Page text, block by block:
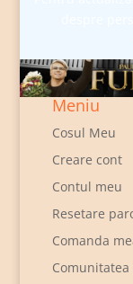
Meniu
Cosul Meu
Creare cont
Contul meu
Resetare
Comanda